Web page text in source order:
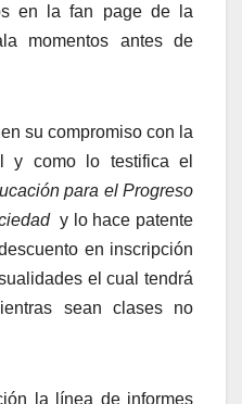
en la fan page de la
momentos antes de
su compromiso con la
y como lo testifica el
para el Progreso
y lo hace patente
en inscripción
el cual tendrá
sean clases no
la línea de informes